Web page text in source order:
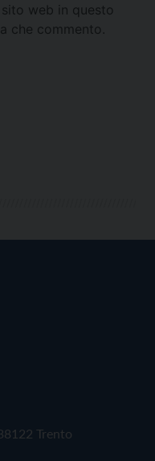
web in questo
che commento.
Trento